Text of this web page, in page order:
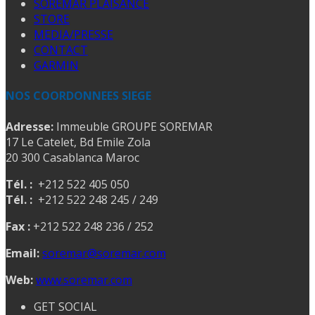
SOREMAR PLAISANCE
STORE
MEDIA/PRESSE
CONTACT
GARMIN
NOS COORDONNEES SIEGE
Adresse: Immeuble GROUPE SOREMAR
17 Le Catelet, Bd Emile Zola
20 300 Casablanca Maroc
Tél. : +212 522 405 050
Tél. : +212 522 248 245 / 249
Fax : +212 522 248 236 / 252
Email:soremar@soremar.com
Web:www.soremar.com
GET SOCIAL